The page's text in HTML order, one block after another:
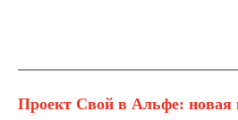
Проект Свой в Альфе: новая